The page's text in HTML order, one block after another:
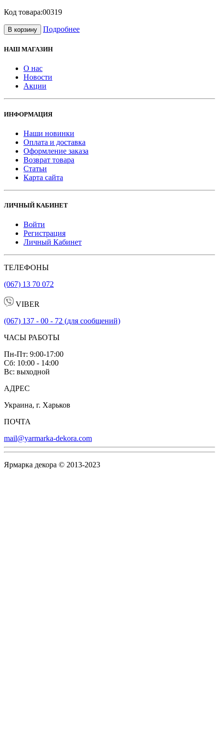
Код товара:00319
В корзину Подробнее
НАШ МАГАЗИН
О нас
Новости
Акции
ИНФОРМАЦИЯ
Наши новинки
Оплата и доставка
Оформление заказа
Возврат товара
Статьи
Карта сайта
ЛИЧНЫЙ КАБИНЕТ
Войти
Регистрация
Личный Кабинет
ТЕЛЕФОНЫ
(067) 13 70 072
VIBER
(067) 137 - 00 - 72 (для сообщений)
ЧАСЫ РАБОТЫ
Пн-Пт: 9:00-17:00
Сб: 10:00 - 14:00
Вс: выходной
АДРЕС
Украина, г. Харьков
ПОЧТА
mail@yarmarka-dekora.com
Ярмарка декора © 2013-2023